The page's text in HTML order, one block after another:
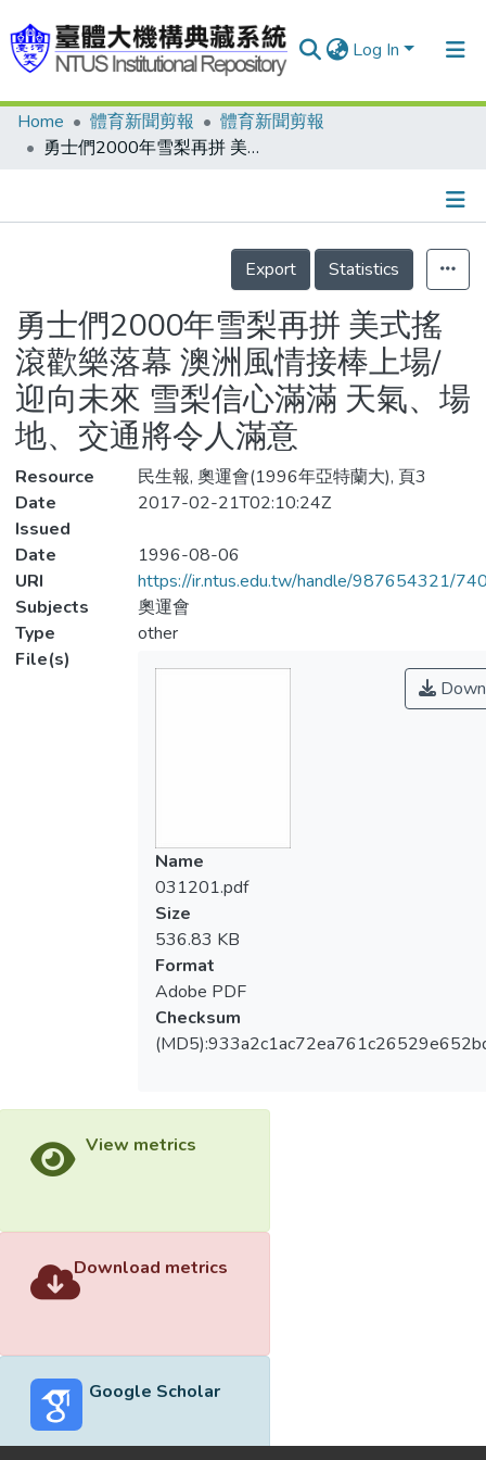
Log In
Communities & Collections
Statistics
Home 體育新聞剪報
體育新聞剪報
勇士們2000年雪梨再拼 美式搖滾歡樂落幕 澳洲風情接棒上場/迎向未來 雪梨信心滿滿 天氣、場地、交通將令人滿意
Details
Export
Statistics
勇士們2000年雪梨再拼 美式搖
滾歡樂落幕 澳洲風情接棒上場/
迎向未來 雪梨信心滿滿 天氣、場
地、交通將令人滿意
Resource
民生報, 奧運會(1996年亞特蘭大), 頁3
Date
Issued
2017-02-21T02:10:24Z
Date
1996-08-06
URI
https://ir.ntus.edu.tw/handle/987654321/
Subjects
奧運會
Type
other
File(s)
Name
031201.pdf
Size
536.83 KB
Format
Adobe PDF
Checksum
View metrics
Download metrics
Google Scholar